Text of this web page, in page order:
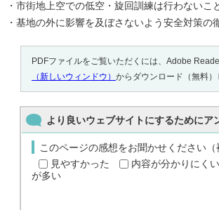
・市街地上空での低空・旋回訓練は行わないこ
・基地の外に影響を及ぼさないよう安全対策の
PDFファイルをご覧いただくには、Adobe
（新しいウィンドウ） からダウンロード（無料）
より良いウェブサイトにするためにア
このページの感想をお聞かせください（
見やすかった
内容が分かりにくい
が多い